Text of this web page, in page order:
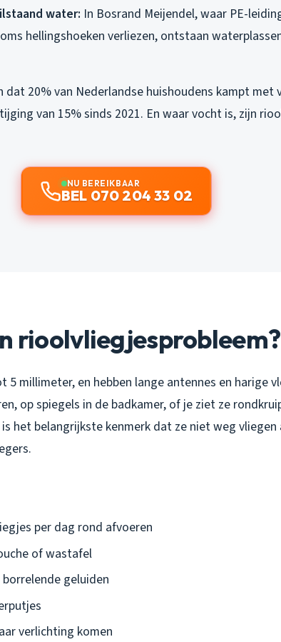
water: In Bosrand Meijendel, waar PE-
hellingshoeken verliezen, ontstaan
dat 20% van Nederlandse huishoudens kampt met
van 15% sinds 2021. En waar vocht is, zijn
NU BEREIKBAAR
BEL 070 204 33 02
rioolvliegjesprobleem?
5 millimeter, en hebben lange antennes en harige
op spiegels in de badkamer, of je ziet ze
het belangrijkste kenmerk dat ze niet weg
per dag rond afvoeren
of wastafel
geluiden
verlichting komen